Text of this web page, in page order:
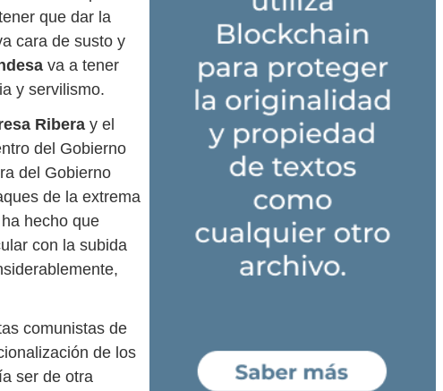
que dar la
cara de susto y
va a tener
y servilismo.
Ribera y el
del Gobierno
del Gobierno
de la extrema
hecho que
con la subida
comunistas de
de los
ser de otra